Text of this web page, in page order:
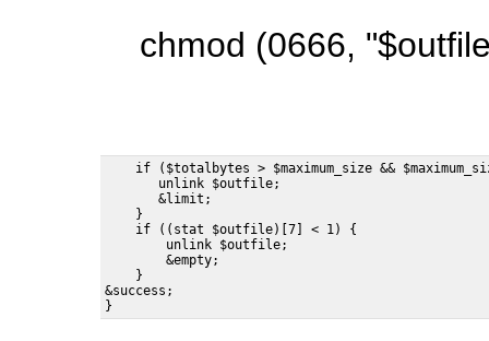
chmod (0666,
if ($totalbytes > $maximum_size &&
unlink $outfile;
&limit;
}
if ((stat $outfile)[7] < 1) {
unlink $outfile;
&empty;
}
&success;